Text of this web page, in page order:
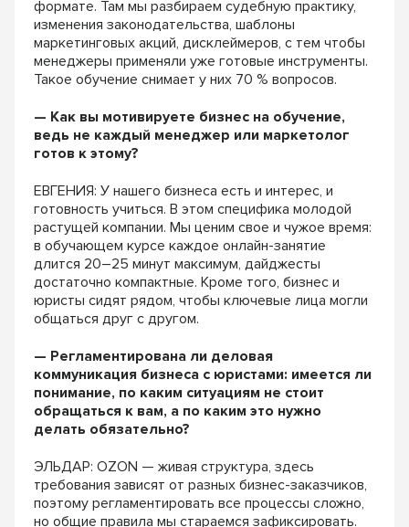
формате. Там мы разбираем судебную практику,
изменения законодательства, шаблоны
маркетинговых акций, дисклеймеров, с тем чтобы
менеджеры применяли уже готовые инструменты.
Такое обучение снимает у них 70 % вопросов.
— Как вы мотивируете бизнес на обучение,
ведь не каждый менеджер или маркетолог
готов к этому?
ЕВГЕНИЯ: У нашего бизнеса есть и интерес, и
готовность учиться. В этом специфика молодой
растущей компании. Мы ценим свое и чужое время:
в обучающем курсе каждое онлайн-занятие
длится 20–25 минут максимум, дайджесты
достаточно компактные. Кроме того, бизнес и
юристы сидят рядом, чтобы ключевые лица могли
общаться друг с другом.
— Регламентирована ли деловая
коммуникация бизнеса с юристами: имеется ли
понимание, по каким ситуациям не стоит
обращаться к вам, а по каким это нужно
делать обязательно?
ЭЛЬДАР: OZON — живая структура, здесь
требования зависят от разных бизнес-заказчиков,
поэтому регламентировать все процессы сложно,
но общие правила мы стараемся зафиксировать.